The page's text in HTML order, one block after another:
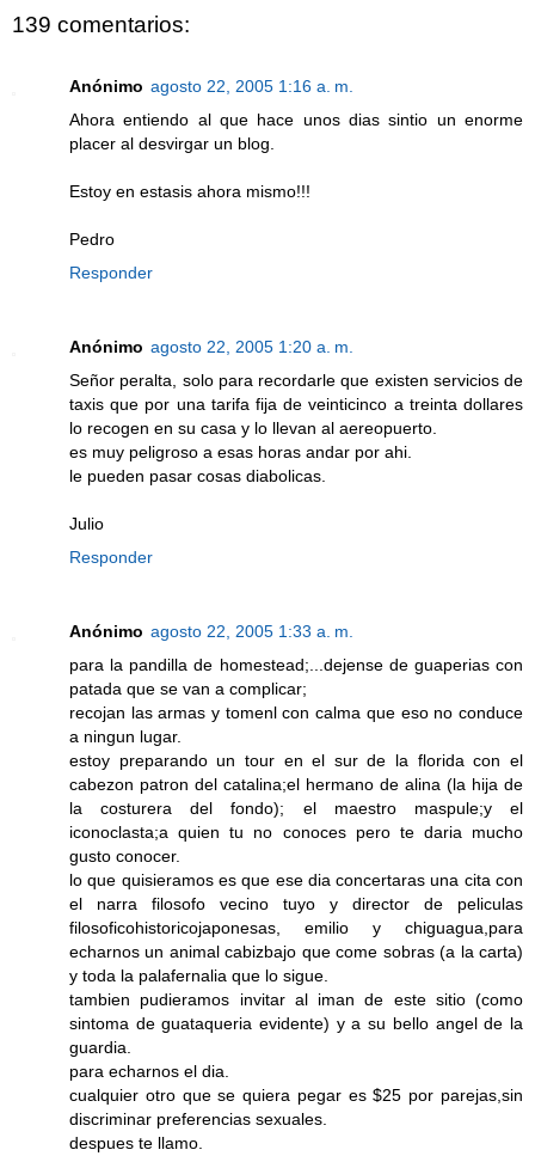
139 comentarios:
Anónimo agosto 22, 2005 1:16 a. m.
Ahora entiendo al que hace unos dias sintio un enorme
placer al desvirgar un blog.
Estoy en estasis ahora mismo!!!
Pedro
Responder
Anónimo agosto 22, 2005 1:20 a. m.
Señor peralta, solo para recordarle que existen servicios de
taxis que por una tarifa fija de veinticinco a treinta dollares
lo recogen en su casa y lo llevan al aereopuerto.
es muy peligroso a esas horas andar por ahi.
le pueden pasar cosas diabolicas.
Julio
Responder
Anónimo agosto 22, 2005 1:33 a. m.
para la pandilla de homestead;...dejense de guaperias con
patada que se van a complicar;
recojan las armas y tomenl con calma que eso no conduce
a ningun lugar.
estoy preparando un tour en el sur de la florida con el
cabezon patron del catalina;el hermano de alina (la hija de
la costurera del fondo); el maestro maspule;y el
iconoclasta;a quien tu no conoces pero te daria mucho
gusto conocer.
lo que quisieramos es que ese dia concertaras una cita con
el narra filosofo vecino tuyo y director de peliculas
filosoficohistoricojaponesas, emilio y chiguagua,para
echarnos un animal cabizbajo que come sobras (a la carta)
y toda la palafernalia que lo sigue.
tambien pudieramos invitar al iman de este sitio (como
sintoma de guataqueria evidente) y a su bello angel de la
guardia.
para echarnos el dia.
cualquier otro que se quiera pegar es $25 por parejas,sin
discriminar preferencias sexuales.
despues te llamo.